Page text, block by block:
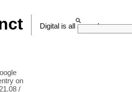
Digital is all around
on
/